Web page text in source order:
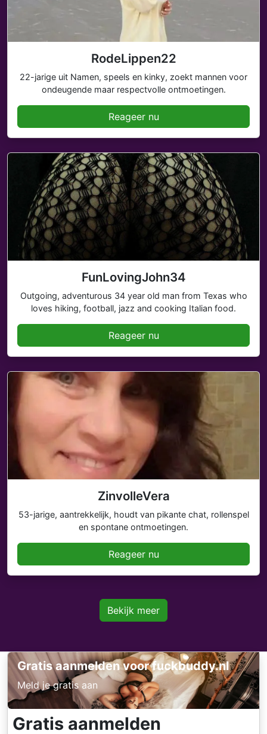
RodeLippen22
22-jarige uit Namen, speels en kinky, zoekt mannen voor
ondeugende maar respectvolle ontmoetingen.
Reageer nu
FunLovingJohn34
Outgoing, adventurous 34 year old man from Texas who
loves hiking, football, jazz and cooking Italian food.
Reageer nu
ZinvolleVera
53-jarige, aantrekkelijk, houdt van pikante chat, rollenspel
en spontane ontmoetingen.
Reageer nu
Bekijk meer
Gratis aanmelden voor fuckbuddy.nl
Meld je gratis aan
Gratis aanmelden